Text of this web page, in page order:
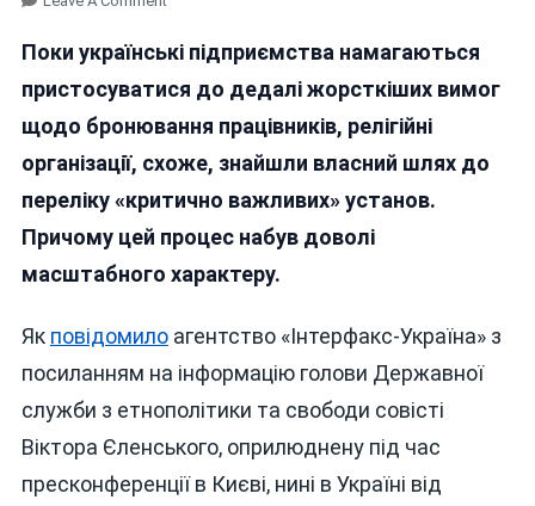
Під
Бронею:
Україні
До
Віднесено
Третину
Організацій
Поки українські підприємства намагаються
пристосуватися до дедалі жорсткіших вимог
щодо бронювання працівників, релігійні
організації, схоже, знайшли власний шлях до
переліку «критично важливих» установ.
Причому цей процес набув доволі
масштабного характеру.
Як повідомилоагентство «Інтерфакс-Україна» з
посиланням на інформацію голови Державної
служби з етнополітики та свободи совісті
Віктора Єленського, оприлюднену під час
пресконференції в Києві, нині в Україні від